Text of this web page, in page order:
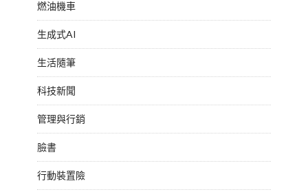
燃油機車
生成式AI
生活隨筆
科技新聞
管理與行銷
臉書
行動裝置險